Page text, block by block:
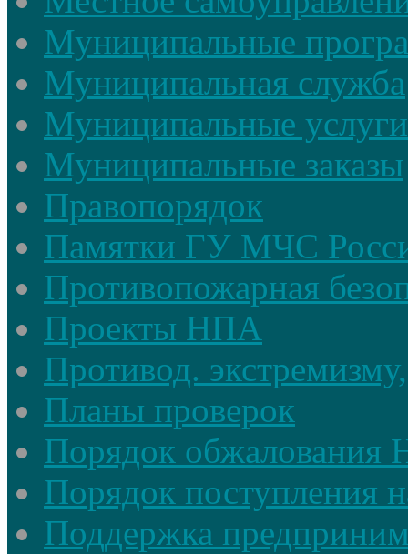
Муниципальные
Муниципальная служба
Муниципальные услуги
Муниципальные заказы
Правопорядок
Памятки ГУ МЧС
Противопожарная
Проекты НПА
Противод.
Планы проверок
Порядок
Порядок поступления
Поддержка